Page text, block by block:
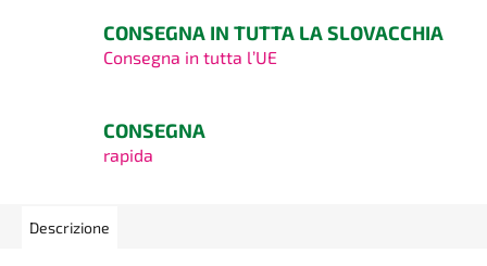
CONSEGNA IN TUTTA LA SLOVACCHIA
Consegna in tutta l’UE
CONSEGNA
rapida
Descrizione